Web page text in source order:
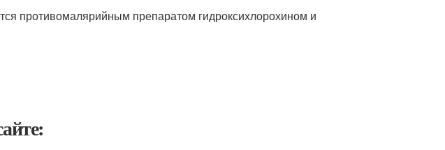
противомалярийным препаратом гидроксихлорохином и